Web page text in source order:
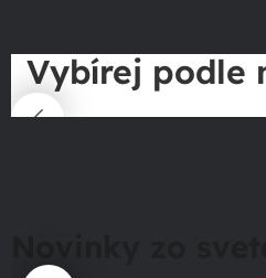
Vybírej podle